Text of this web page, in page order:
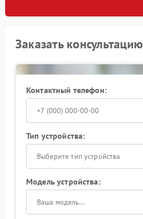
Заказать консультацию
Контактный телефон:
Тип устройства:
Выберите тип устройства
Модель устройства: